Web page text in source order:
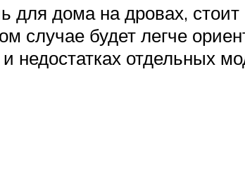
для дома на дровах,
случае будет легче
недостатках отдельных